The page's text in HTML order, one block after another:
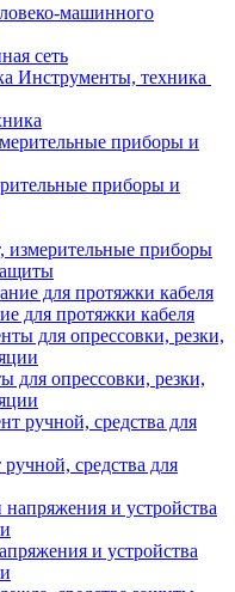
машинного
сеть
Инструменты, техника
приборы и
измерительные приборы
для протяжки кабеля
для опрессовки, резки,
средства для
и устройства